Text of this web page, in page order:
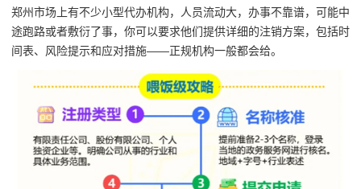
郑州市场上有不少小型代办机构，人员流动大，办事不靠谱，可能中
途跑路或者敷衍了事，你可以要求他们提供详细的注销方案，包括时
间表、风险提示和应对措施——正规机构一般都会给。